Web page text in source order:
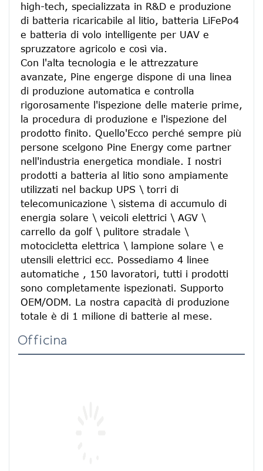
high-tech, specializzata in R&D e produzione
di batteria ricaricabile al litio, batteria LiFePo4
e batteria di volo intelligente per UAV e
spruzzatore agricolo e così via.
Con l'alta tecnologia e le attrezzature
avanzate, Pine engerge dispone di una linea
di produzione automatica e controlla
rigorosamente l'ispezione delle materie prime,
la procedura di produzione e l'ispezione del
prodotto finito. Quello'Ecco perché sempre più
persone scelgono Pine Energy come partner
nell'industria energetica mondiale. I nostri
prodotti a batteria al litio sono ampiamente
utilizzati nel backup UPS \ torri di
telecomunicazione \ sistema di accumulo di
energia solare \ veicoli elettrici \ AGV \
carrello da golf \ pulitore stradale \
motocicletta elettrica \ lampione solare \ e
utensili elettrici ecc. Possediamo 4 linee
automatiche , 150 lavoratori, tutti i prodotti
sono completamente ispezionati. Supporto
OEM/ODM. La nostra capacità di produzione
totale è di 1 milione di batterie al mese.
Officina